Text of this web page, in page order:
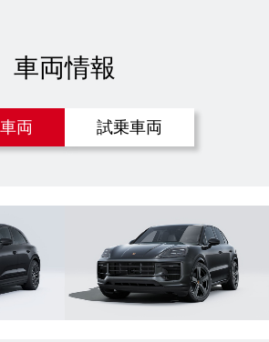
車両情報
両 試乗車両